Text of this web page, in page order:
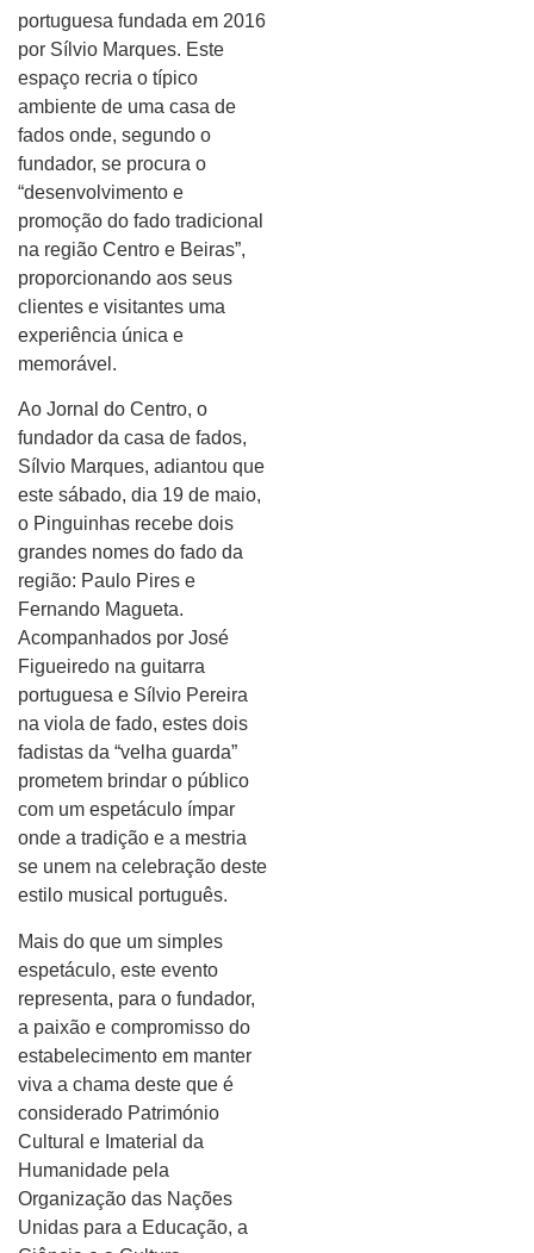
portuguesa fundada em 2016
por Sílvio Marques. Este
espaço recria o típico
ambiente de uma casa de
fados onde, segundo o
fundador, se procura o
“desenvolvimento e
promoção do fado tradicional
na região Centro e Beiras”,
proporcionando aos seus
clientes e visitantes uma
experiência única e
memorável.
Ao Jornal do Centro, o
fundador da casa de fados,
Sílvio Marques, adiantou que
este sábado, dia 19 de maio,
o Pinguinhas recebe dois
grandes nomes do fado da
região: Paulo Pires e
Fernando Magueta.
Acompanhados por José
Figueiredo na guitarra
portuguesa e Sílvio Pereira
na viola de fado, estes dois
fadistas da “velha guarda”
prometem brindar o público
com um espetáculo ímpar
onde a tradição e a mestria
se unem na celebração deste
estilo musical português.
Mais do que um simples
espetáculo, este evento
representa, para o fundador,
a paixão e compromisso do
estabelecimento em manter
viva a chama deste que é
considerado Património
Cultural e Imaterial da
Humanidade pela
Organização das Nações
Unidas para a Educação, a